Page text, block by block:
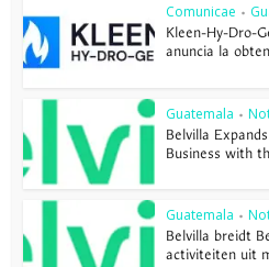
Comunicae •
Kleen-Hy-Dro-
anuncia la
Guatemala •
Belvilla
Business with
Guatemala •
Belvilla breidt
activiteiten uit